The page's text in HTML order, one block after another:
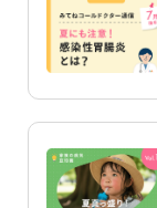
感染症
お知らせ